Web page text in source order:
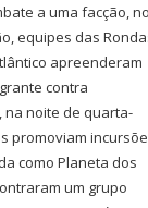
a uma facção,
equipes das
apreenderam
contra
na noite de quarta-
promoviam
como Planeta dos
um grupo